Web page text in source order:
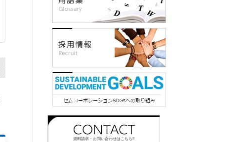
資料請求・お問い合わせはこちら!!